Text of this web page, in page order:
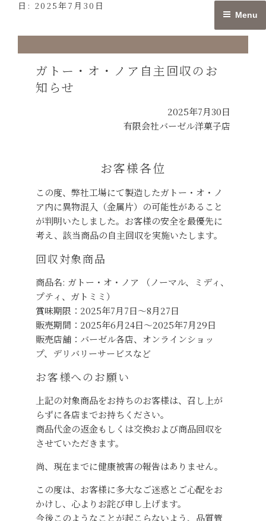
content
Menu
日: 2025年7月30日
ガトー・オ・ノア自主回収のお
知らせ
2025年7月30日
有限会社バーゼル洋菓子店
お客様各位
この度、弊社工場にて製造したガトー・オ・ノ
ア内に異物混入（金属片）の可能性があること
が判明いたしました。お客様の安全を最優先に
考え、該当商品の自主回収を実施いたします。
回収対象商品
商品名: ガトー・オ・ノア （ノーマル、ミディ、
プティ、ガトミミ）
賞味期限：2025年7月7日～8月27日
販売期間：2025年6月24日～2025年7月29日
販売店舗：バーゼル各店、オンラインショッ
プ、デリバリーサービスなど
お客様へのお願い
上記の対象商品をお持ちのお客様は、召し上が
らずに各店までお持ちください。
商品代金の返金もしくは交換および商品回収を
させていただきます。
尚、現在までに健康被害の報告はありません。
この度は、お客様に多大なご迷惑とご心配をお
かけし、心よりお詫び申し上げます。
今後このようなことが起こらないよう、品質管